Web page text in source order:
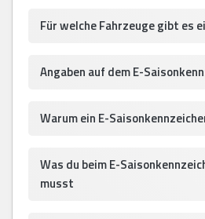
Für welche Fahrzeuge gibt es
Angaben auf dem E-
Warum ein E-
Was du beim E-
musst